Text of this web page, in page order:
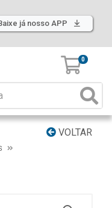
já nosso APP
0
VOLTAR